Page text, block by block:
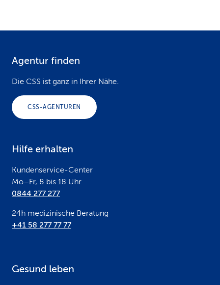
Agentur finden
Die CSS ist ganz in Ihrer Nähe.
CSS-AGENTUREN
Hilfe erhalten
Kundenservice-Center
Mo–Fr, 8 bis 18 Uhr
0844 277 277
24h medizinische Beratung
+41 58 277 77 77
Gesund leben